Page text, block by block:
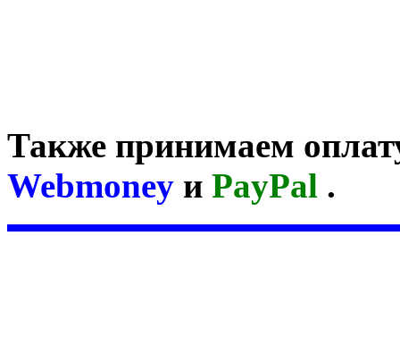
Также принимаем
Webmoney и PayPal .